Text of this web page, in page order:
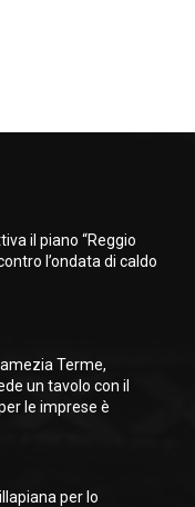
il piano “Reggio
l’ondata di caldo
Terme,
un tavolo con il
le imprese è
per lo